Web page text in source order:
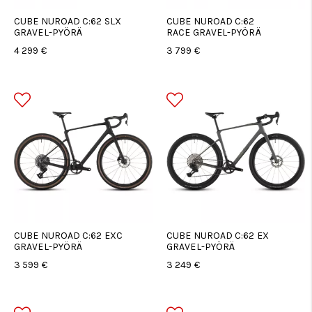
CUBE NUROAD C:62 SLX
GRAVEL-PYÖRÄ
4 299 €
CUBE NUROAD C:62
RACE GRAVEL-PYÖRÄ
3 799 €
CUBE NUROAD C:62 EXC
GRAVEL-PYÖRÄ
3 599 €
CUBE NUROAD C:62 EX
GRAVEL-PYÖRÄ
3 249 €